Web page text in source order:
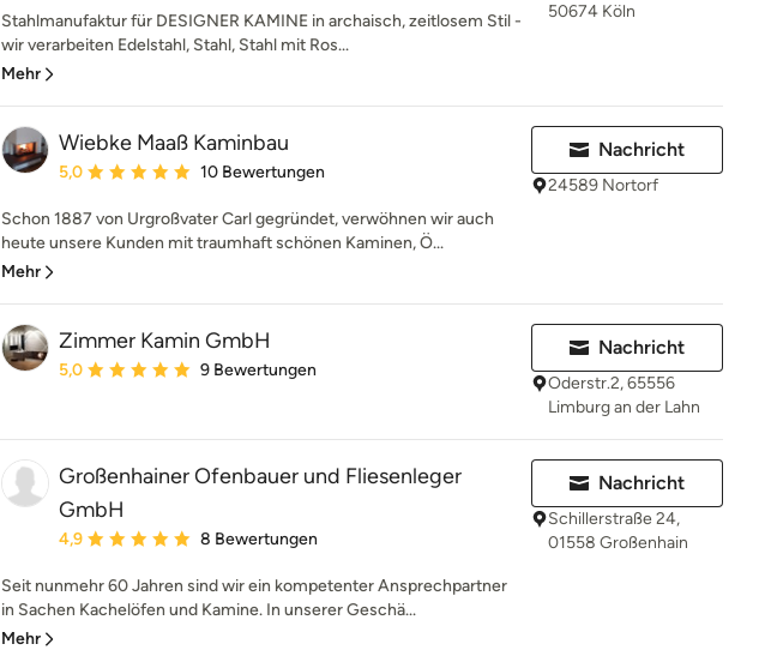
Stahlmanufaktur für DESIGNER KAMINE in archaisch, zeitlosem Stil -
wir verarbeiten Edelstahl, Stahl, Stahl mit Ros...
Mehr
50674 Köln
Wiebke Maaß Kaminbau
Durchschnittliche Bewertung: 5 von 5 Sternen
5,0 10 Bewertungen
Schon 1887 von Urgroßvater Carl gegründet, verwöhnen wir auch
heute unsere Kunden mit traumhaft schönen Kaminen, Ö...
Mehr
Nachricht
24589 Nortorf
Zimmer Kamin GmbH
Durchschnittliche Bewertung: 5 von 5 Sternen
5,0 9 Bewertungen
Nachricht
Oderstr.2, 65556
Limburg an der Lahn
Großenhainer Ofenbauer und Fliesenleger
GmbH
Durchschnittliche Bewertung: 4.9 von 5 Sternen
4,9 8 Bewertungen
Seit nunmehr 60 Jahren sind wir ein kompetenter Ansprechpartner
in Sachen Kachelöfen und Kamine. In unserer Geschä...
Mehr
Nachricht
Schillerstraße 24,
01558 Großenhain